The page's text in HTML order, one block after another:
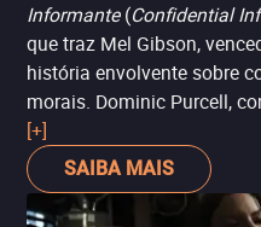
Informante(Confidential
que traz Mel Gibson,
história envolvente sobre
morais. Dominic Purcell,
Kate Bosworth, de
interpretando agentes de
assassino de policiais
[+]
SAIBA MAIS